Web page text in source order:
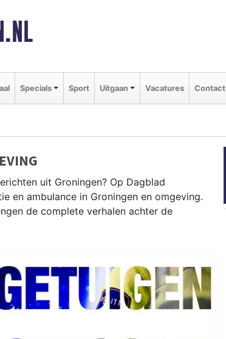
Specials Sport Uitgaan Vacatures Contact
uit Groningen? Op Dagblad
en ambulance in Groningen en omgeving.
de complete verhalen achter de
wijken als Paddepoel, Selwerd, Vinkhuizen
verslag.